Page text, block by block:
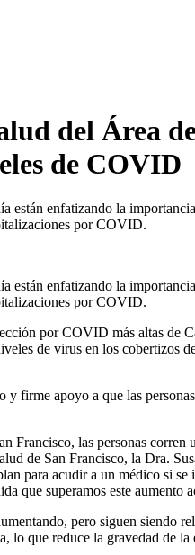
del Área
de COVID
están enfatizando la
por COVID.
están enfatizando la
por COVID.
por COVID más altas de
de virus en los cobertizos
firme apoyo a que las
Francisco, las personas
de San Francisco, la Dra.
para acudir a un médico si
que superamos este aumento
pero siguen siendo
lo que reduce la gravedad de